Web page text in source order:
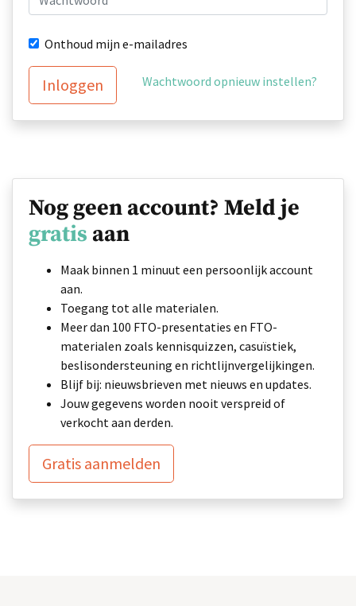
Onthoud mijn e-mailadres
Inloggen Wachtwoord opnieuw instellen?
Nog geen account? Meld je
gratis aan
Maak binnen 1 minuut een persoonlijk account
aan.
Toegang tot alle materialen.
Meer dan 100 FTO-presentaties en FTO-
materialen zoals kennisquizzen, casuïstiek,
beslisondersteuning en richtlijnvergelijkingen.
Blijf bij: nieuwsbrieven met nieuws en updates.
Jouw gegevens worden nooit verspreid of
verkocht aan derden.
Gratis aanmelden